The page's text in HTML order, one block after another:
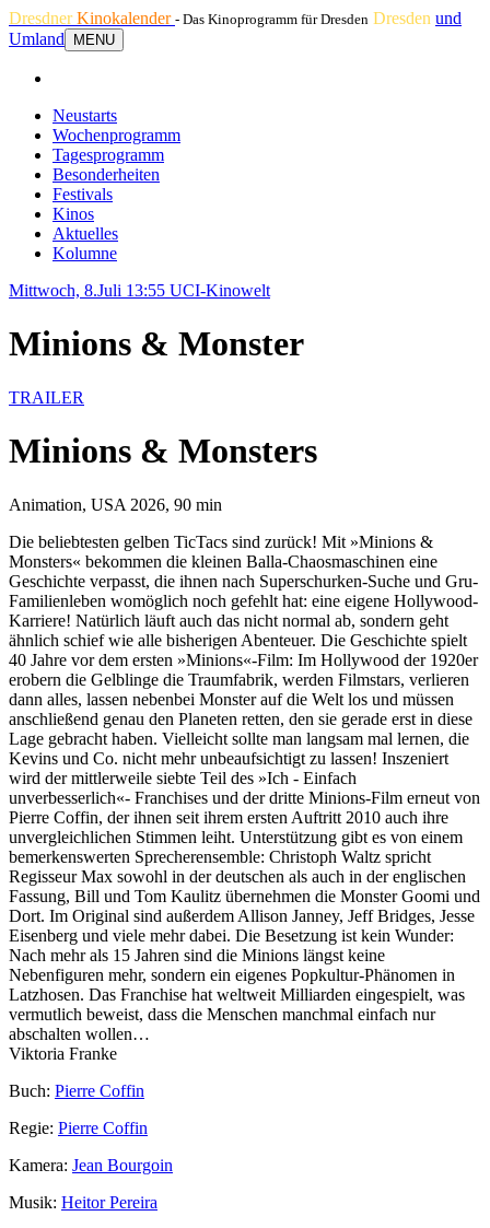
DresdnerKinokalender - Das Kinoprogramm für Dresden Dresden und
Umland
MENU
Neustarts
Wochenprogramm
Tagesprogramm
Besonderheiten
Festivals
Kinos
Aktuelles
Kolumne
Mittwoch, 8.Juli 13:55 UCI-Kinowelt
Minions & Monster
TRAILER
Minions & Monsters
Animation, USA 2026, 90 min
Die beliebtesten gelben TicTacs sind zurück! Mit »Minions &
Monsters« bekommen die kleinen Balla-Chaosmaschinen eine
Geschichte verpasst, die ihnen nach Superschurken-Suche und Gru-
Familienleben womöglich noch gefehlt hat: eine eigene Hollywood-
Karriere! Natürlich läuft auch das nicht normal ab, sondern geht
ähnlich schief wie alle bisherigen Abenteuer. Die Geschichte spielt
40 Jahre vor dem ersten »Minions«-Film: Im Hollywood der 1920er
erobern die Gelblinge die Traumfabrik, werden Filmstars, verlieren
dann alles, lassen nebenbei Monster auf die Welt los und müssen
anschließend genau den Planeten retten, den sie gerade erst in diese
Lage gebracht haben. Vielleicht sollte man langsam mal lernen, die
Kevins und Co. nicht mehr unbeaufsichtigt zu lassen! Inszeniert
wird der mittlerweile siebte Teil des »Ich - Einfach
unverbesserlich«- Franchises und der dritte Minions-Film erneut von
Pierre Coffin, der ihnen seit ihrem ersten Auftritt 2010 auch ihre
unvergleichlichen Stimmen leiht. Unterstützung gibt es von einem
bemerkenswerten Sprecherensemble: Christoph Waltz spricht
Regisseur Max sowohl in der deutschen als auch in der englischen
Fassung, Bill und Tom Kaulitz übernehmen die Monster Goomi und
Dort. Im Original sind außerdem Allison Janney, Jeff Bridges, Jesse
Eisenberg und viele mehr dabei. Die Besetzung ist kein Wunder:
Nach mehr als 15 Jahren sind die Minions längst keine
Nebenfiguren mehr, sondern ein eigenes Popkultur-Phänomen in
Latzhosen. Das Franchise hat weltweit Milliarden eingespielt, was
vermutlich beweist, dass die Menschen manchmal einfach nur
abschalten wollen…
Viktoria Franke
Buch: Pierre Coffin
Regie: Pierre Coffin
Kamera: Jean Bourgoin
Musik: Heitor Pereira